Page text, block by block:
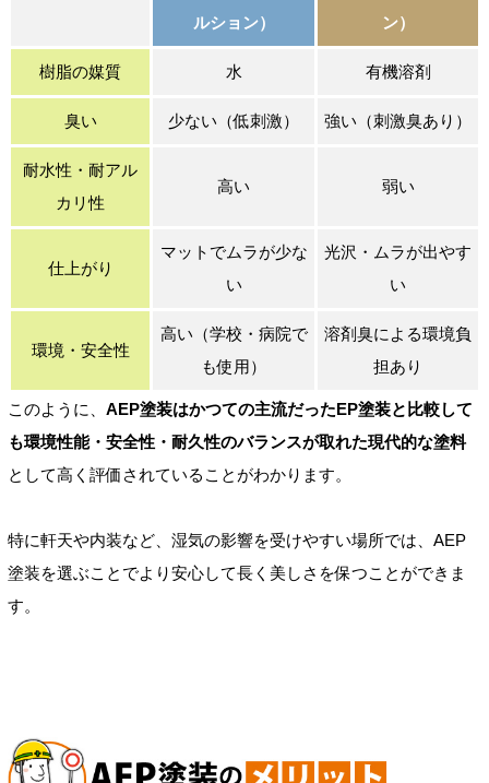
ルション）
ン）
樹脂の媒質 水 有機溶剤
臭い 少ない（低刺激） 強い（刺激臭あり）
耐水性・耐アル
カリ性
高い 弱い
仕上がり
マットでムラが少な
い
光沢・ムラが出やす
い
環境・安全性
高い（学校・病院で
も使用）
溶剤臭による環境負
担あり
このように、 AEP塗装はかつての主流だったEP塗装と比較して
も環境性能・安全性・耐久性のバランスが取れた現代的な塗料
として高く評価されていることがわかります。
特に軒天や内装など、湿気の影響を受けやすい場所では、AEP
塗装を選ぶことでより安心して長く美しさを保つことができま
す。